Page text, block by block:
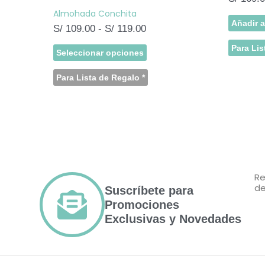
Almohada Conchita
S/109.00 - S/119.00
Seleccionar opciones
Para Lista de Regalo *
Añadir
Para
Suscríbete para
Promociones
Exclusivas y Novedades